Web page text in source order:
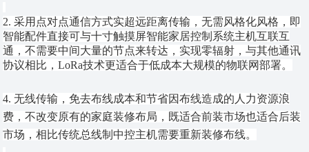
2. 采用点对点通信方式实超远距离传输，无需风格化风格，即
智能配件直接可与十寸触摸屏智能家居控制系统主机互联互
通，不需要中间大量的节点来转达，实现零辐射，与其他通讯
协议相比，LoRa技术更适合于低成本大规模的物联网部署。
4. 无线传输，免去布线成本和节省因布线造成的人力资源浪
费，不改变原有的家庭装修布局，既适合前装市场也适合后装
市场，相比传统总线制中控主机需要重新装修布线。